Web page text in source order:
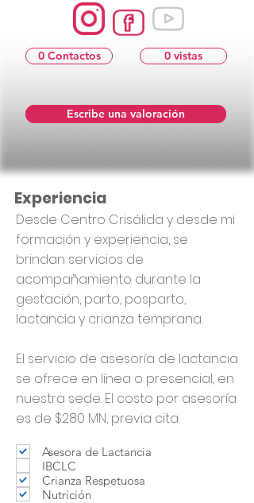
Escribe una valoración
0 Contactos 0 vistas
Desde Centro Crisálida y desde mi
formación y experiencia, se
brindan servicios de
acompañamiento durante la
gestación, parto, posparto,
lactancia y crianza temprana.
El servicio de asesoría de lactancia
se ofrece en línea o presencial, en
nuestra sede. El costo por asesoría
es de $280 MN, previa cita.
Asesora de Lactancia
IBCLC
Crianza Respetuosa
Nutrición
Experiencia